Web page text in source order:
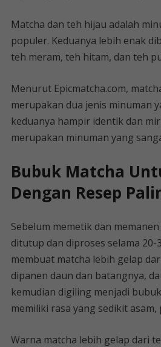
Matcha dan teh hijau adalah
populer. Keduanya lebih enak
teh meram, teh hitam, dan teh
Menurut Epicmatcha.com,
merupakan dua jenis minuman
keduanya hampir identik dan
merupakan minuman yang
Bubuk Matcha
Dengan Resep
Sebelum memetik dan
ditutup dan diproses selama 20-
membuat matcha lebih gelap
dipanen daun dan batangnya,
kemudian digiling menjadi
memiliki rasa yang sedikit asam,
Warna matcha lebih gelap dari